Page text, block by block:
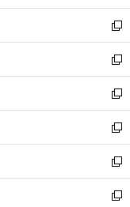
開
く
ウ
で
開
く
ン
ド
ウ
で
開
く
ウ
ィ
ン
ド
ウ
で
開
く
新
し
い
ウ
ィ
ン
ド
ウ
で
開
く
新
し
い
ウ
ィ
ン
ド
ウ
で
新
し
い
ウ
ィ
ン
ド
新
し
い
ウ
ィ
新
し
い
新